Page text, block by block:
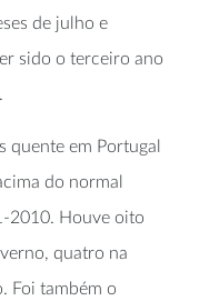
de julho e
sido o terceiro ano
quente em Portugal
do normal
2010. Houve oito
quatro na
Foi também o